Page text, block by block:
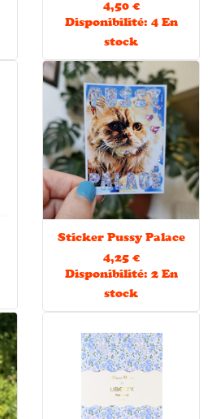
4,50 €
Disponibilité: 4 En
stock
Sticker Pussy Palace
4,25 €
Disponibilité: 2 En
stock